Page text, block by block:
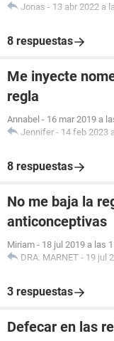
Jonas - 13 abr 2022 a
8 respuestas
Me inyecte
regla
Annabel - 16 mar 2019 a
Jennifer - 14 feb 2023
8 respuestas
No me baja la
anticonceptivas
Miriam - 18 jul 2019 a las
DRA. MARNET - 19 jul
3 respuestas
Defecar en las